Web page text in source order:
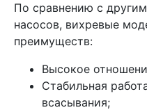
По сравнению с
насосов, вихревые
преимуществ:
Высокое
Стабильная
всасывания;